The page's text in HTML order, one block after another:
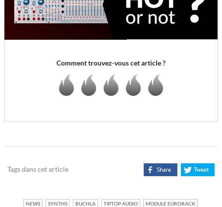
Comment trouvez-vous cet article ?
Tags dans cet article
NEWS SYNTHS BUCHLA TIPTOP AUDIO MODULE EURORACK